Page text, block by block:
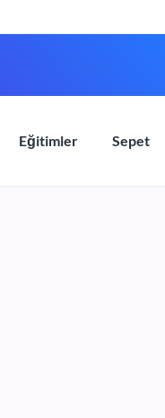
Eğitimler Sepet